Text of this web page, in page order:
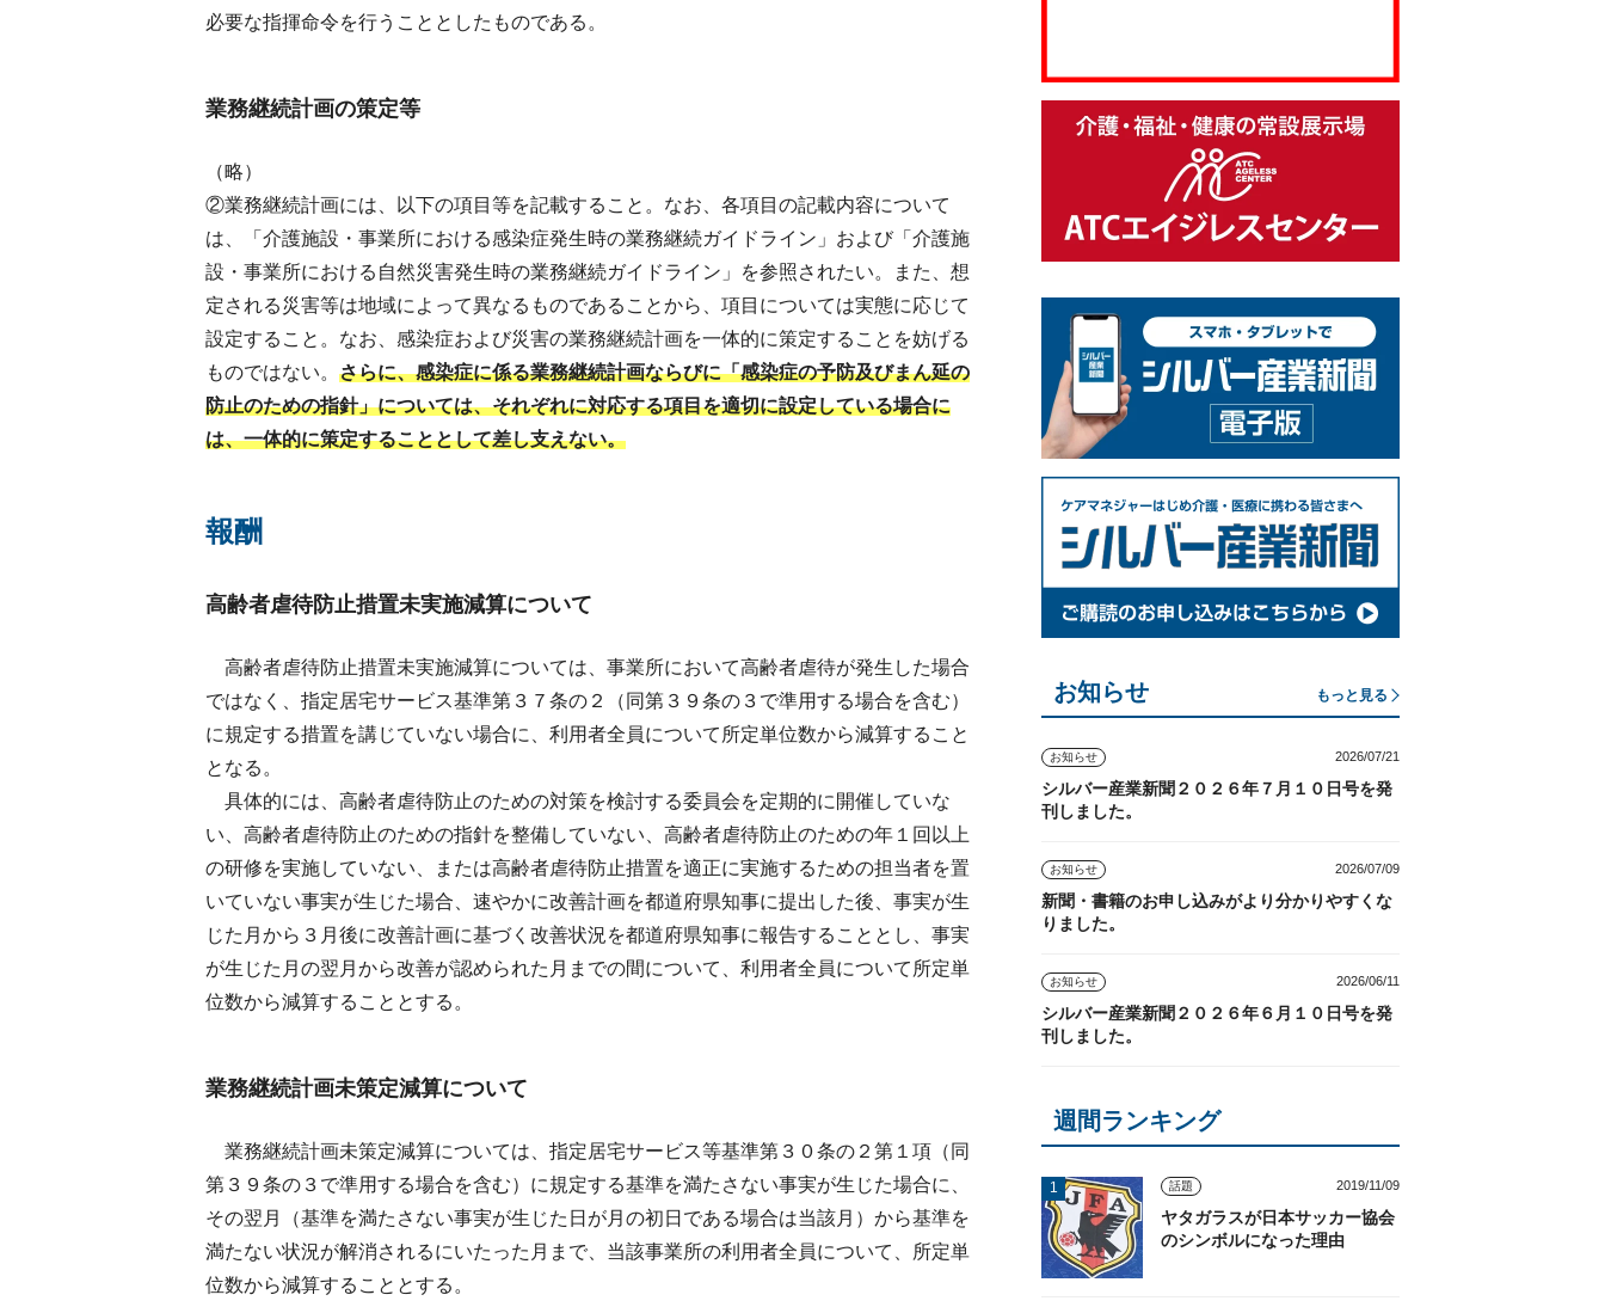
必要な指揮命令を行うこととしたものである。
業務継続計画の策定等
（略）
②業務継続計画には、以下の項目等を記載すること。なお、各項目の記載内容について
は、「介護施設・事業所における感染症発生時の業務継続ガイドライン」および「介護施
設・事業所における自然災害発生時の業務継続ガイドライン」を参照されたい。また、想
定される災害等は地域によって異なるものであることから、項目については実態に応じて
設定すること。なお、感染症および災害の業務継続計画を一体的に策定することを妨げる
ものではない。 さらに、感染症に係る業務継続計画ならびに「感染症の予防及びまん延の
防止のための指針」については、それぞれに対応する項目を適切に設定している場合に
は、一体的に策定することとして差し支えない。
報酬
高齢者虐待防止措置未実施減算について
高齢者虐待防止措置未実施減算については、事業所において高齢者虐待が発生した場合
ではなく、指定居宅サービス基準第３７条の２（同第３９条の３で準用する場合を含む）
に規定する措置を講じていない場合に、利用者全員について所定単位数から減算すること
となる。
具体的には、高齢者虐待防止のための対策を検討する委員会を定期的に開催していな
い、高齢者虐待防止のための指針を整備していない、高齢者虐待防止のための年１回以上
の研修を実施していない、または高齢者虐待防止措置を適正に実施するための担当者を置
いていない事実が生じた場合、速やかに改善計画を都道府県知事に提出した後、事実が生
じた月から３月後に改善計画に基づく改善状況を都道府県知事に報告することとし、事実
が生じた月の翌月から改善が認められた月までの間について、利用者全員について所定単
位数から減算することとする。​
業務継続計画未策定減算について
業務継続計画未策定減算については、指定居宅サービス等基準第３０条の２第１項（同
第３９条の３で準用する場合を含む）に規定する基準を満たさない事実が生じた場合に、
その翌月（基準を満たさない事実が生じた日が月の初日である場合は当該月）から基準を
満たない状況が解消されるにいたった月まで、当該事業所の利用者全員について、所定単
位数から減算することとする。
お知らせ もっと見る
お知らせ 2026/07/21
シルバー産業新聞２０２６年７月１０日号を発
刊しました。
お知らせ 2026/07/09
新聞・書籍のお申し込みがより分かりやすくな
りました。
お知らせ 2026/06/11
シルバー産業新聞２０２６年６月１０日号を発
刊しました。
週間ランキング
話題 2019/11/09
ヤタガラスが日本サッカー協会
のシンボルになった理由